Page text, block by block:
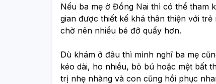
Nếu ba mẹ ở Đồng Nai thì có thể tham
gian được thiết kế khá thân thiện với
chờ nên nhiều bé đỡ quấy hơn.
Dù khám ở đâu thì mình nghĩ ba mẹ
kéo dài, ho nhiều, bỏ bú hoặc mệt bất
trị nhẹ nhàng và con cũng hồi phục